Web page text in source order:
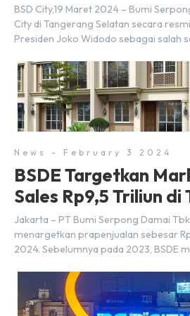
BSD City,19 Maret 2024 – Bumi
City di Tangerang Selatan secara
Presiden Joko Widodo sebagai salah
dibuat oleh Menteri Koordinator
Airlangga Hartarto, setelah Rapat
bersama Jokowi di Istana
18 Maret 2024. Selain […]
News - February 3 2024
BSDE Targetkan
Sales Rp9,5 Triliun di
2024
Jakarta – PT Bumi Serpong Damai Tbk
menargetkan prapenjualan sebesar
2024. Sebelumnya pada 2023, BSDE
melampaui target prapenjualan
Menurut Direktur BSDE Hermawan
2024, kondisi ekonomi global